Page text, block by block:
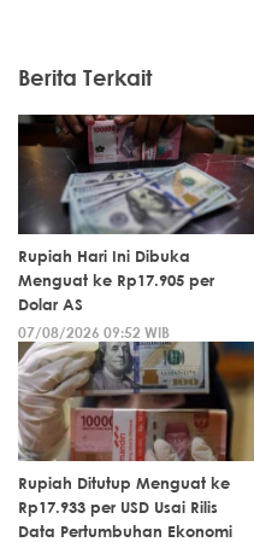
Berita Terkait
Rupiah Hari Ini Dibuka
Menguat ke Rp17.905 per
Dolar AS
07/08/2026 09:52 WIB
Rupiah Ditutup Menguat ke
Rp17.933 per USD Usai Rilis
Data Pertumbuhan Ekonomi